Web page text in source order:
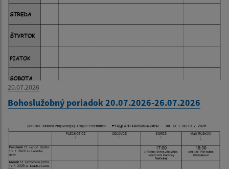
20.07.2026
Bohoslužobný poriadok 20.07.2026-26.07.2026